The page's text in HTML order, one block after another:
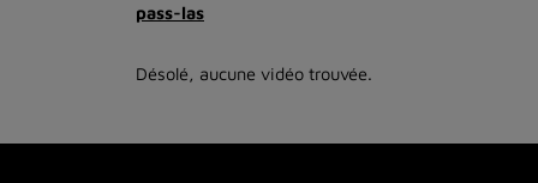
pass-las
Désolé, aucune vidéo trouvée.